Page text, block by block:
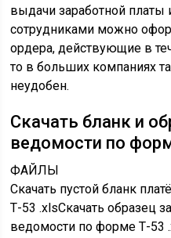
выдачи заработной платы
сотрудниками можно
ордера, действующие в
то в больших компаниях
неудобен.
Скачать бланк и
ведомости по
ФАЙЛЫ
Скачать пустой бланк
Т-53 .xlsСкачать образец
ведомости по форме Т-53